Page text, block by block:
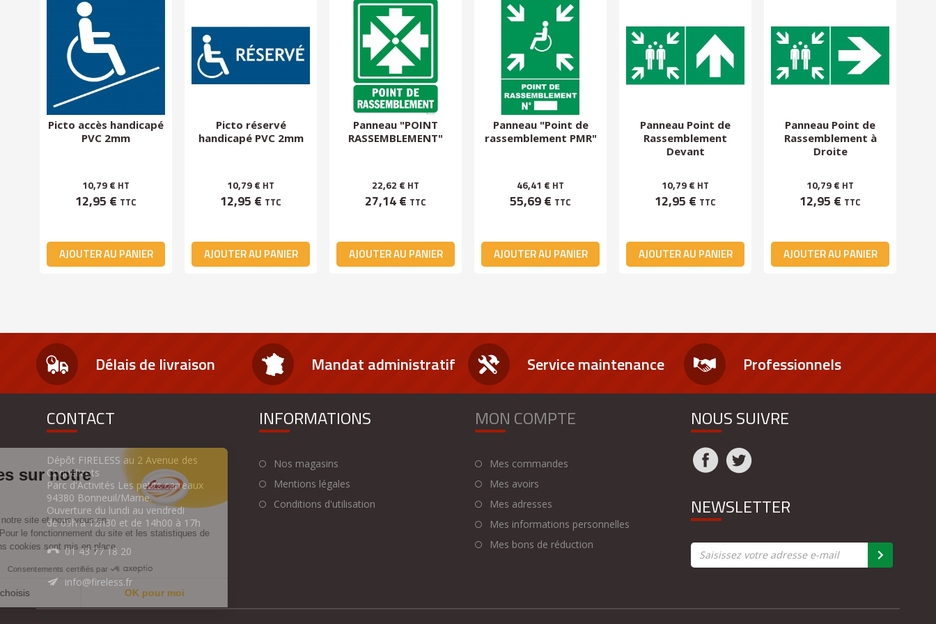
Picto accès handicapé
PVC 2mm
10,79 € HT
12,95 € TTC
AJOUTER AU PANIER
Picto réservé
handicapé PVC 2mm
10,79 € HT
12,95 € TTC
AJOUTER AU PANIER
Panneau "POINT
RASSEMBLEMENT"
22,62 € HT
27,14 € TTC
AJOUTER AU PANIER
Panneau "Point de
rassemblement PMR"
46,41 € HT
55,69 € TTC
AJOUTER AU PANIER
Panneau Point de
Rassemblement
Devant
10,79 € HT
12,95 € TTC
AJOUTER AU PANIER
Panneau Point de
Rassemblement à
Droite
10,79 € HT
12,95 € TTC
AJOUTER AU PANIER
Délais de livraison Mandat administratif Service maintenance Professionnels
CONTACT
Dépôt FIRELESS au 2 Avenue des
Coquelicots
Parc d'Activités Les petits carreaux
94380 Bonneuil/Marne.
Ouverture du lundi au vendredi
de 09h à 12h30 et de 14h00 à 17h
01 43 77 18 20
info@fireless.fr
INFORMATIONS
Nos magasins
Mentions légales
Conditions d'utilisation
MON COMPTE
Mes commandes
Mes avoirs
Mes adresses
Mes informations personnelles
Mes bons de réduction
NOUS SUIVRE
NEWSLETTER